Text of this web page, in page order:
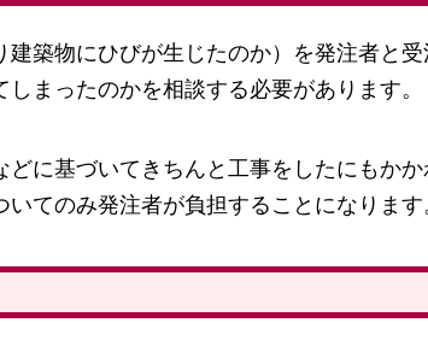
築物にひびが生じたのか）を発注者と
まったのかを相談する必要があります。
に基づいてきちんと工事をしたにもかか
てのみ発注者が負担することになります